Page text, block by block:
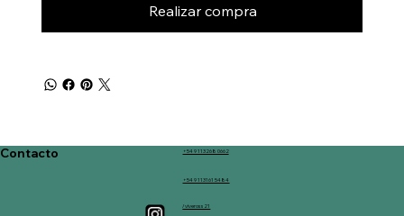
Realizar compra
+54 9 113268 0662
+54 9 113161 5484
/viveross21
Contacto